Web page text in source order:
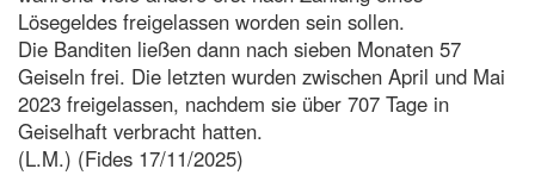
Lösegeldes freigelassen worden sein sollen.
Die Banditen ließen dann nach sieben Monaten 57
Geiseln frei. Die letzten wurden zwischen April und Mai
2023 freigelassen, nachdem sie über 707 Tage in
Geiselhaft verbracht hatten.
(L.M.) (Fides 17/11/2025)